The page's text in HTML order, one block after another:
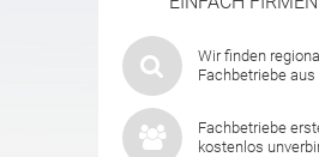
Wir finden
Fachbetriebe aus
Fachbetriebe
kostenlos